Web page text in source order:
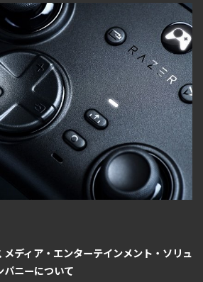
メディア・エンターテインメント・ソリュ
パニーについて